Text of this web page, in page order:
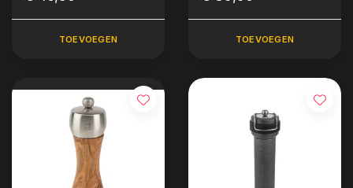
TOEVOEGEN TOEVOEGEN